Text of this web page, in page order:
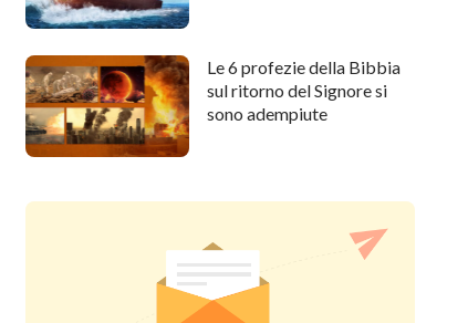
Le 6 profezie della Bibbia
sul ritorno del Signore si
sono adempiute